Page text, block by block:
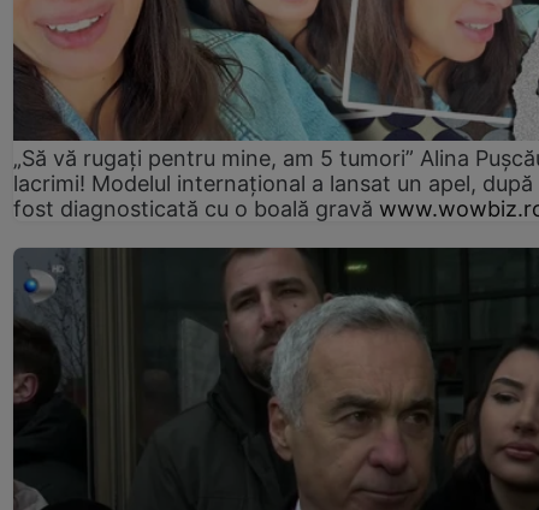
„Să vă rugați pentru mine, am 5 tumori” Alina
lacrimi! Modelul internațional a lansat un apel, după
fost diagnosticată cu o boală gravă